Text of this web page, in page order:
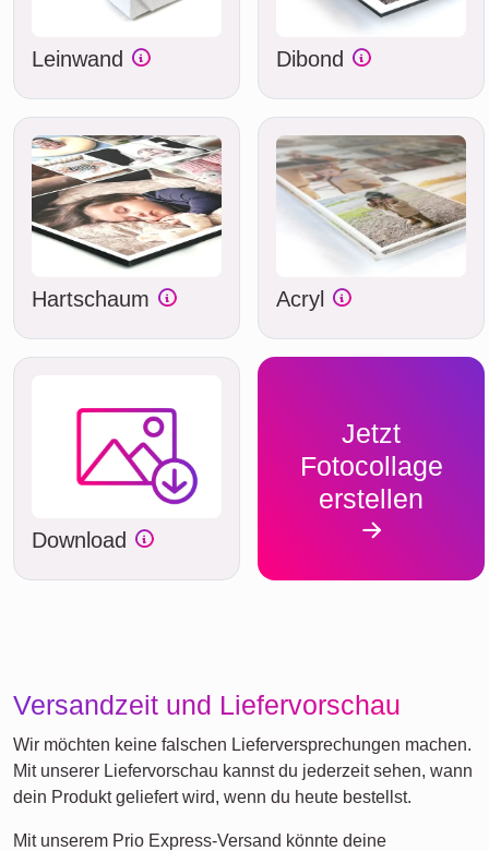
Leinwand Dibond
Hartschaum Acryl
Download
Jetzt
Fotocollage
erstellen
Versandzeit und Liefervorschau
Wir möchten keine falschen Lieferversprechungen machen.
Mit unserer Liefervorschau kannst du jederzeit sehen, wann
dein Produkt geliefert wird, wenn du heute bestellst.
Mit unserem Prio Express-Versand könnte deine